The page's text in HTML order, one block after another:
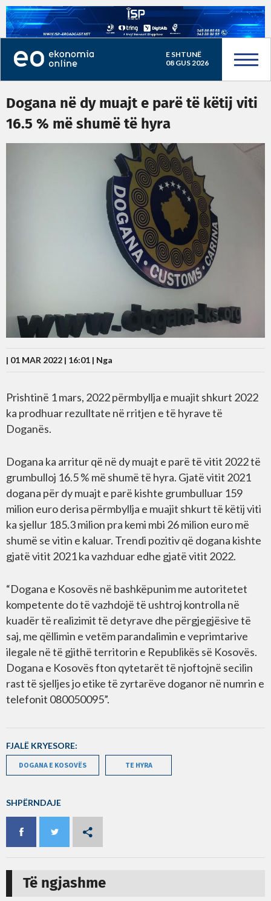
E SHTUNË
08 GUS 2026
Dogana në dy muajt e parë të këtij viti
16.5 % më shumë të hyra
| 01 MAR 2022 | 16:01 | Nga
Prishtinë 1 mars, 2022 përmbyllja e muajit shkurt 2022
ka prodhuar rezulltate në rritjen e të hyrave të
Doganës.
Dogana ka arritur që në dy muajt e parë të vitit 2022 të
grumbulloj 16.5 % më shumë të hyra. Gjatë vitit 2021
dogana për dy muajt e parë kishte grumbulluar 159
milion euro derisa përmbyllja e muajit shkurt të këtij viti
ka sjellur 185.3 milion pra kemi mbi 26 milion euro më
shumë se vitin e kaluar. Trendi pozitiv që dogana kishte
gjatë vitit 2021 ka vazhduar edhe gjatë vitit 2022.
“Dogana e Kosovës në bashkëpunim me autoritetet
kompetente do të vazhdojë të ushtroj kontrolla në
kuadër të realizimit të detyrave dhe përgjegjësive të
saj, me qëllimin e vetëm parandalimin e veprimtarive
ilegale në të gjithë territorin e Republikës së Kosovës.
Dogana e Kosovës fton qytetarët të njoftojnë secilin
rast të sjelljes jo etike të zyrtarëve doganor në numrin e
telefonit 080050095”.
FJALË KRYESORE:
DOGANA E KOSOVËS TE HYRA
SHPËRNDAJE
Të ngjashme